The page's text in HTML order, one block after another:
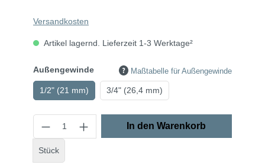
Versandkosten
Artikel lagernd. Lieferzeit 1-3 Werktage²
Außengewinde Maßtabelle für Außengewinde
1/2" (21 mm) 3/4" (26,4 mm)
Stück
In den Warenkorb